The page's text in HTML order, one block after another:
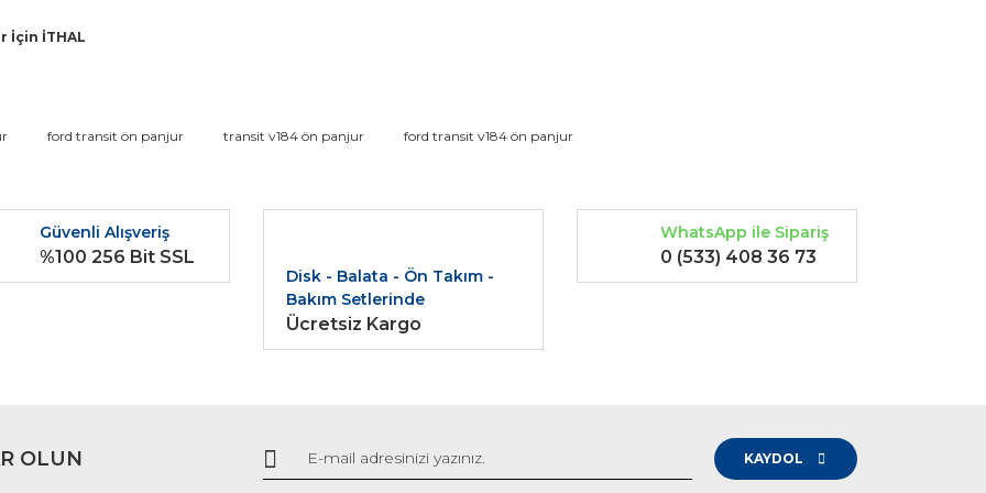
İçin İTHAL
diğer konularda yetersiz gördüğünüz noktaları öneri formunu kullanarak tarafımıza iletebilirsiniz.
Gönder
ford transit ön panjur transit v184 ön panjur ford transit v184 ön panjur
Güvenli Alışveriş
%100 256 Bit SSL
Disk - Balata - Ön Takım -
Bakım Setlerinde
Ücretsiz Kargo
WhatsApp ile Sipariş
0 (533) 408 36 73
OLUN KAYDOL